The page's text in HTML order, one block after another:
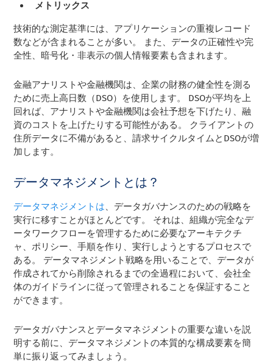
メトリックス
技術的な測定基準には、アプリケーションの重複レコード
数などが含まれることが多い。 また、データの正確性や完
全性、暗号化・非表示の個人情報要素も含まれます。
金融アナリストや金融機関は、企業の財務の健全性を測る
ために売上高日数（DSO）を使用します。 DSOが平均を上
回れば、アナリストや金融機関は会社予想を下げたり、融
資のコストを上げたりする可能性がある。 クライアントの
住所データに不備があると、請求サイクルタイムとDSOが増
加します。
データマネジメントとは？
データマネジメントは、データガバナンスのための戦略を
実行に移すことがほとんどです。 それは、組織が完全なデ
ータワークフローを管理するために必要なアーキテクチ
ャ、ポリシー、手順を作り、実行しようとするプロセスで
ある。 データマネジメント戦略を用いることで、データが
作成されてから削除されるまでの全過程において、会社全
体のガイドラインに従って管理されることを保証すること
ができます。
データガバナンスとデータマネジメントの重要な違いを説
明する前に、データマネジメントの本質的な構成要素を簡
単に振り返ってみましょう。